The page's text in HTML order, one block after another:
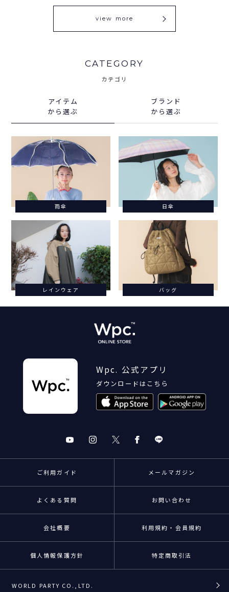
view more
CATEGORY
カテゴリ
アイテム
から選ぶ
ブランド
から選ぶ
雨傘 日傘
レインウェア バッグ
Wpc. 公式アプリ
ダウンロードはこちら
ご利用ガイド メールマガジン
よくある質問 お問い合わせ
会社概要 利用規約・会員規約
個人情報保護方針 特定商取引法
WORLD PARTY CO.,LTD.